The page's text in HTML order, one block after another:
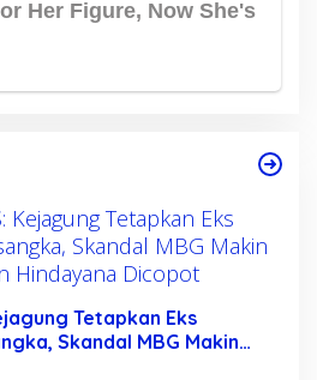
Tetapkan Eks
Skandal MBG Makin
Dicopot